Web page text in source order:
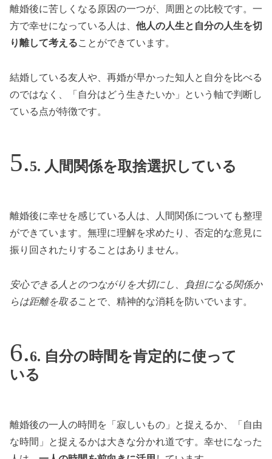
離婚後に苦しくなる原因の一つが、周囲との比較です。一
方で幸せになっている人は、 他人の人生と自分の人生を切
り離して考えることができています。
結婚している友人や、再婚が早かった知人と自分を比べる
のではなく、「自分はどう生きたいか」という軸で判断し
ている点が特徴です。
5. 人間関係を取捨選択している
離婚後に幸せを感じている人は、人間関係についても整理
ができています。無理に理解を求めたり、否定的な意見に
振り回されたりすることはありません。
安心できる人とのつながりを大切にし、負担になる関係か
らは距離を取ることで、精神的な消耗を防いでいます。
6. 自分の時間を肯定的に使って
いる
離婚後の一人の時間を「寂しいもの」と捉えるか、「自由
な時間」と捉えるかは大きな分かれ道です。幸せになった